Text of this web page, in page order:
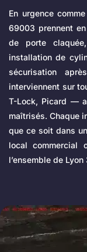
En urgence
69003 prennent
de porte
installation de
sécurisation
interviennent sur
T-Lock, Picard —
maîtrisés. Chaque
que ce soit dans
local commercial
l’ensemble de